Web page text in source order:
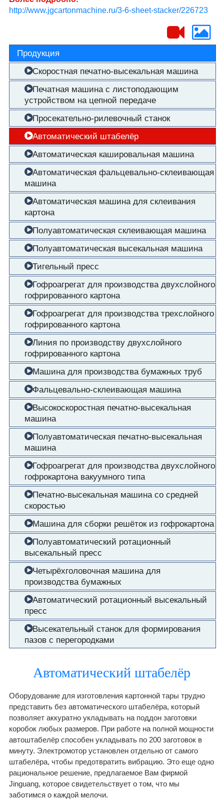
http://www.jgcartonmachine.ru/3-6-sheet-stacker/226723
Продукция
Скоростная печатно-высекальная машина
Печатная машина с листоподающим
устройством на цепной передаче
Просекательно-рилевочный станок
Автоматический штабелёр
Автоматическая кашировальная машина
Автоматическая фальцевально-склеивающая
машина
Автоматическая машина для склеивания
картона
Полуавтоматическая склеивающая машина
Полуавтоматическая высекальная машина
Тигельный пресс
Гофроагрегат для производства двухслойного
гофрированного картона
Гофроагрегат для производства трехслойного
гофрированного картона
Линия по производству двухслойного
гофрированного картона
Машина для производства бумажных труб
Фальцевально-склеивающая машина
Высокоскоростная печатно-высекальная
машина
Полуавтоматическая печатно-высекальная
машина
Гофроагрегат для производства двухслойного
гофрокартона вакуумного типа
Печатно-высекальная машина со средней
скоростью
Машина для сборки решёток из гофрокартона
Полуавтоматический ротационный
высекальный пресс
Четырёхголовочная машина для
производства бумажных
Автоматический ротационный высекальный
пресс
Высекательный станок для формирования
пазов с перегородками
Автоматический штабелёр
Оборудование для изготовления картонной тары трудно
представить без автоматического штабелёра, который
позволяет аккуратно укладывать на поддон заготовки
коробок любых размеров. При работе на полной мощности
автоштабелёр способен укладывать по 200 заготовок в
минуту. Электромотор установлен отдельно от самого
штабелёра, чтобы предотвратить вибрацию. Это еще одно
рациональное решение, предлагаемое Вам фирмой
Jinguang, которое свидетельствует о том, что мы
заботимся о каждой мелочи.